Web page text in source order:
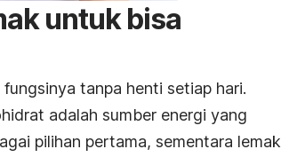
untuk bisa
tanpa henti setiap hari.
adalah sumber energi yang
pilihan pertama, sementara lemak